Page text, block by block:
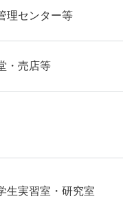
理センター等
・売店等
生実習室・研究室